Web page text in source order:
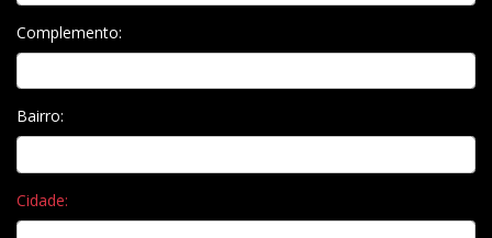
Complemento:
Bairro:
Cidade: